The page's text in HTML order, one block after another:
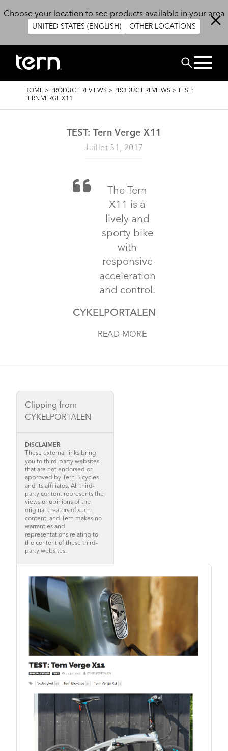
Choose your location to see products available in your area
UNITED STATES (ENGLISH) OTHER LOCATIONS
BREADCRUMB
HOME > PRODUCT REVIEWS > PRODUCT REVIEWS >
TEST:
TERN VERGE X11
TEST: Tern Verge X11
Juillet 31, 2017
The Tern
X11 is a
lively and
sporty bike
with
responsive
acceleration
and control.
CYKELPORTALEN
READ MORE
Clipping from
CYKELPORTALEN
DISCLAIMER
These external links bring
you to third-party websites
that are not endorsed or
approved by Tern Bicycles
and its affiliates. All third-
party content represents the
views or opinions of the
original creators of such
content, and Tern makes no
warranties and
representations relating to
the content of these third-
party websites.